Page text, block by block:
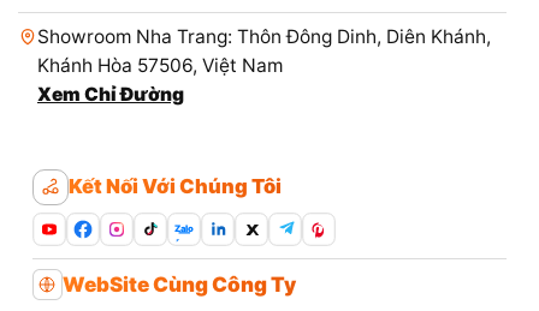
Showroom Nha Trang: Thôn Đông Dinh, Diên Khánh,
Khánh Hòa 57506, Việt Nam
Xem Chỉ Đường
Kết Nối Với Chúng Tôi
Zalo
WebSite Cùng Công Ty